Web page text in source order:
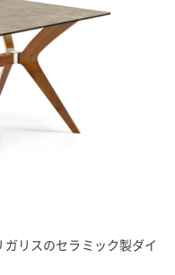
リスのセラミック製ダイ